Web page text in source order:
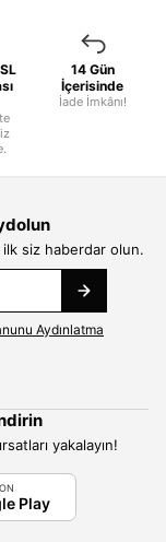
14 Gün
İçerisinde
İade İmkânı!
ilk siz haberdar olun.
Aydınlatma
yakalayın!
Play